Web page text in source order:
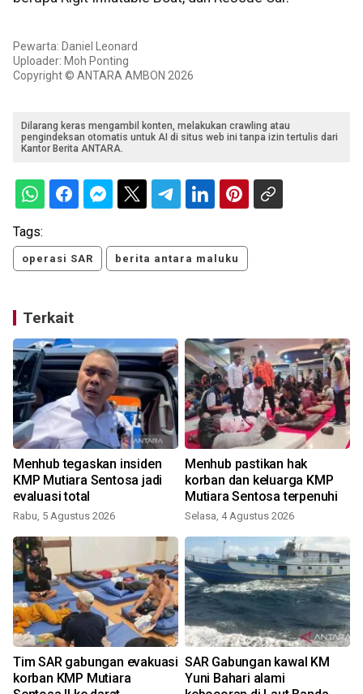
Pewarta: Daniel Leonard
Uploader: Moh Ponting
Copyright © ANTARA AMBON 2026
Dilarang keras mengambil konten, melakukan crawling atau
pengindeksan otomatis untuk AI di situs web ini tanpa izin tertulis dari
Kantor Berita ANTARA.
Tags:
operasi SAR berita antara maluku
Terkait
Menhub tegaskan insiden
KMP Mutiara Sentosa jadi
evaluasi total
Rabu, 5 Agustus 2026
Menhub pastikan hak
korban dan keluarga KMP
Mutiara Sentosa terpenuhi
Selasa, 4 Agustus 2026
Tim SAR gabungan evakuasi
korban KMP Mutiara
SAR Gabungan kawal KM
Yuni Bahari alami